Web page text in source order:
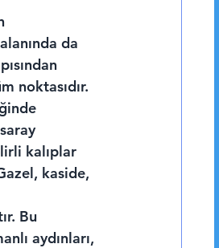
da
noktasıdır.
kalıplar
kaside,
Bu
aydınları,